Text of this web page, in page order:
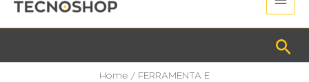
Home / FERRAMENTA E